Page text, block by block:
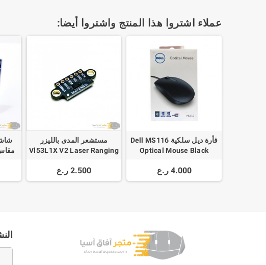
عملاء اشتروا هذا المنتج واشتروا أيضا:
فأرة ديل سلكية Dell MS116
Optical Mouse Black
4.000 ر.ع
مستشعر المدى بالليزر
Vl53L1X V2 Laser Ranging
Distance Measurement
Sensor
2.500 ر.ع